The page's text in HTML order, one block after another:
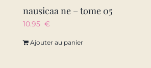
nausicaa ne – tome 05
10.95 €
Ajouter au panier